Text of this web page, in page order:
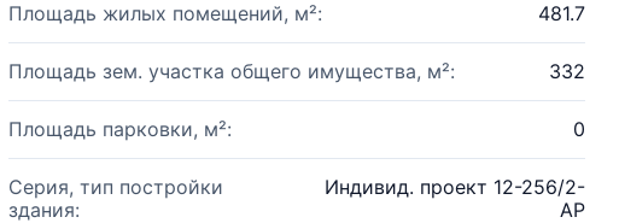
Площадь жилых помещений, м²: 481.7
Площадь зем. участка общего имущества, м²: 332
Площадь парковки, м²: 0
Серия, тип постройки
здания:
Индивид. проект 12-256/2-
АР